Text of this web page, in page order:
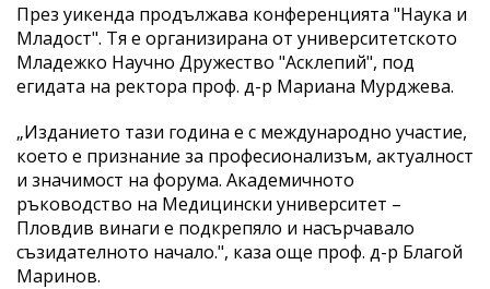
През уикенда продължава конференцията "Наука и
Младост". Тя е организирана от университетското
Младежко Научно Дружество "Асклепий", под
егидата на ректора проф. д-р Мариана Мурджева.
„Изданието тази година е с международно участие,
което е признание за професионализъм, актуалност
и значимост на форума. Академичното
ръководство на Медицински университет –
Пловдив винаги е подкрепяло и насърчавало
съзидателното начало.", каза още проф. д-р Благой
Маринов.